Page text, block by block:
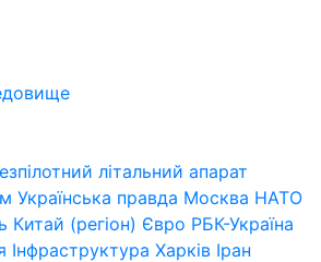
літальний апарат
Українська правда Москва НАТО
Китай (регіон) Євро РБК-Україна
Інфраструктура Харків Іран